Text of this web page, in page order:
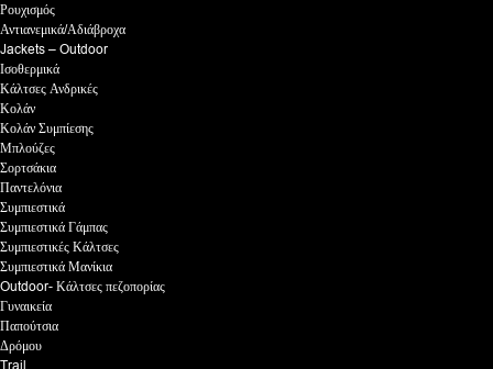
Ρουχισμός
Αντιανεμικά/Αδιάβροχα
Jackets – Outdoor
Ισοθερμικά
Κάλτσες Ανδρικές
Κολάν
Κολάν Συμπίεσης
Μπλούζες
Σορτσάκια
Παντελόνια
Συμπιεστικά
Συμπιεστικά Γάμπας
Συμπιεστικές Κάλτσες
Συμπιεστικά Μανίκια
Outdoor- Κάλτσες πεζοπορίας
Γυναικεία
Παπούτσια
Δρόμου